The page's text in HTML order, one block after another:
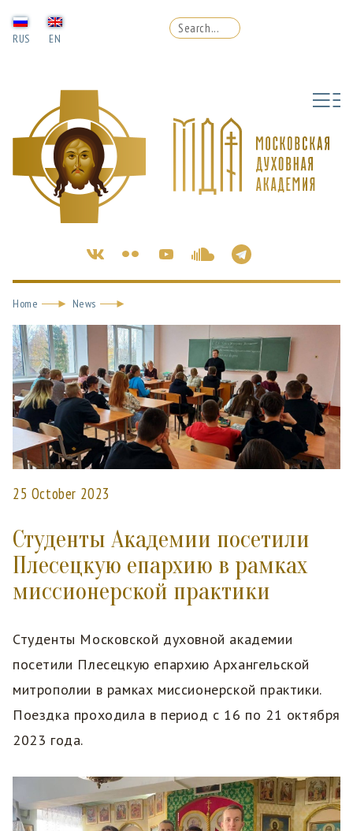
RUS EN
Home News
25 October 2023
Студенты Академии посетили
Плесецкую епархию в рамках
миссионерской практики
Студенты Московской духовной академии
посетили Плесецкую епархию Архангельской
митрополии в рамках миссионерской практики.
Поездка проходила в период с 16 по 21 октября
2023 года.